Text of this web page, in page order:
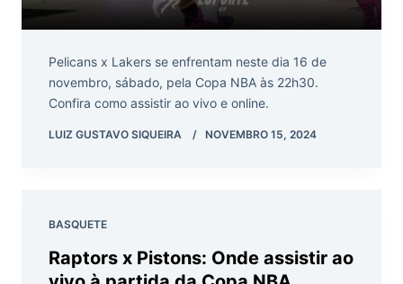
Pelicans x Lakers se enfrentam neste dia 16 de
novembro, sábado, pela Copa NBA às 22h30.
Confira como assistir ao vivo e online.
LUIZ GUSTAVO SIQUEIRA NOVEMBRO 15, 2024
BASQUETE
Raptors x Pistons: Onde assistir ao